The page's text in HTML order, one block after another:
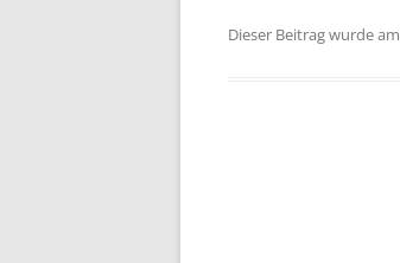
Dieser Beitrag wurde am